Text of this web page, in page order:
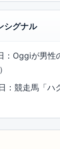
シグナル
：Oggiが男性
）
：競走馬「ハ